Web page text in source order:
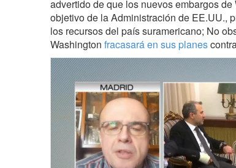
advertido de que los nuevos embargos
objetivo de la Administración de EE.UU.,
los recursos del país suramericano; No
Washington fracasará en sus planes